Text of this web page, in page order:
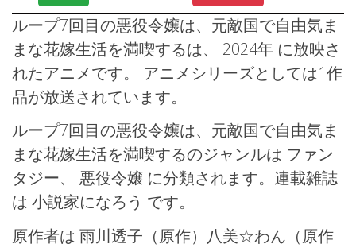
ループ7回目の悪役令嬢は、元敵国で自由気ま
まな花嫁生活を満喫するは、 2024年 に放映さ
れたアニメです。 アニメシリーズとしては1作
品が放送されています。
ループ7回目の悪役令嬢は、元敵国で自由気ま
まな花嫁生活を満喫するのジャンルは ファン
タジー、 悪役令嬢 に分類されます。連載雑誌
は 小説家になろう です。
原作者は 雨川透子（原作）八美☆わん（原作